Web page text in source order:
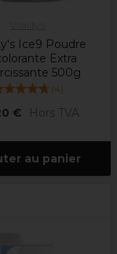
Ice9 Poudre
Extra
500g
(4)
€ Hors TVA
au panier